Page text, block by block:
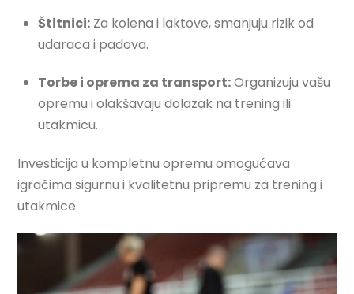
Štitnici: Za kolena i laktove, smanjuju rizik od
udaraca i padova.
Torbe i oprema za transport:Organizuju vašu
opremu i olakšavaju dolazak na trening ili
utakmicu.
Investicija u kompletnu opremu omogućava
igračima sigurnu i kvalitetnu pripremu za trening i
utakmice.